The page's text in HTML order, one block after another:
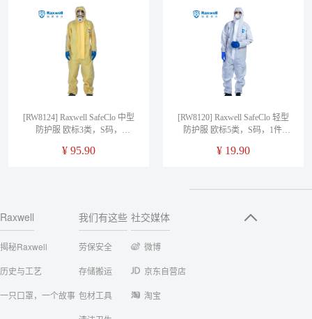
[RW8124] Raxwell SafeClo 中型
防护服 欧标3类，S码，
¥ 95.90
[RW8120] Raxwell SafeClo 轻型
防护服 欧标5类，S码，1件/
¥ 19.90
Raxwell
揭秘Raxwell
历史与工艺
一只口罩，一个故事
我们有这些
劳保安全
存储搬运
包材工具
社交媒体
微博
京东自营店
淘宝